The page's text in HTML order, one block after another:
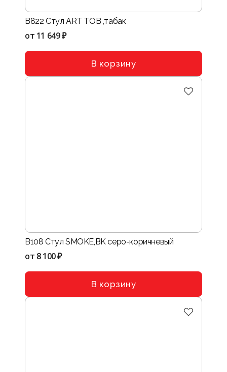
B822 Стул ART TOB ,табак
от 11 649 ₽
В корзину
B108 Стул SMOKE,BK серо-коричневый
от 8 100 ₽
В корзину